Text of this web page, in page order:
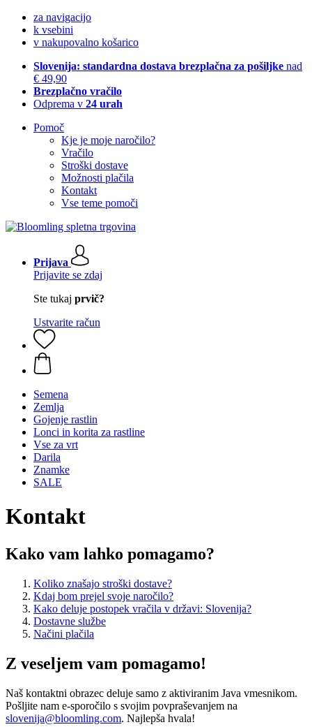
za navigacijo
k vsebini
v nakupovalno košarico
Slovenija: standardna dostava brezplačna za pošiljke nad
€ 49,90
Brezplačno vračilo
Odprema v 24 urah
Pomoč
Kje je moje naročilo?
Vračilo
Stroški dostave
Možnosti plačila
Kontakt
Vse teme pomoči
Prijava
Prijavite se zdaj
Ste tukaj prvič?
Ustvarite račun
Semena
Zemlja
Gojenje rastlin
Lonci in korita za rastline
Vse za vrt
Darila
Znamke
SALE
Kontakt
Kako vam lahko pomagamo?
Koliko znašajo stroški dostave?
Kdaj bom prejel svoje naročilo?
Kako deluje postopek vračila v državi: Slovenija?
Dostavne službe
Načini plačila
Z veseljem vam pomagamo!
Naš kontaktni obrazec deluje samo z aktiviranim Java vmesnikom.
Pošljite nam e-sporočilo s svojim povpraševanjem na
slovenija@bloomling.com. Najlepša hvala!